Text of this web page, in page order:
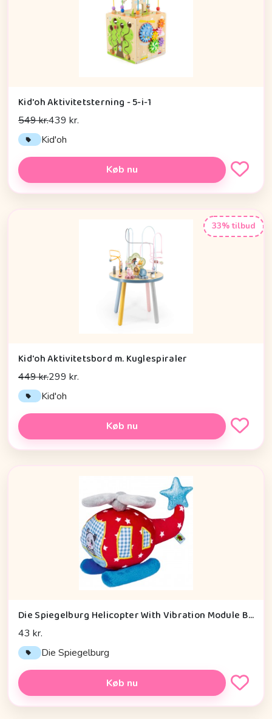
Kid'oh Aktivitetsterning - 5-i-1
549 kr.439 kr.
Kid'oh
Køb nu
33% tilbud
Kid'oh Aktivitetsbord m. Kuglespiraler
449 kr.299 kr.
Kid'oh
Køb nu
Die Spiegelburg Helicopter With Vibration Module Baby Charms - Legetøj
43 kr.
Die Spiegelburg
Køb nu